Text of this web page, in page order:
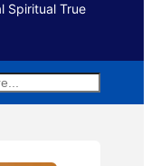
Spiritual True